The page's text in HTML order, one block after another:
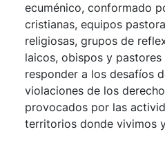
ecuménico, conformado
cristianas, equipos
religiosas, grupos de
laicos, obispos y pastores
responder a los desafíos
violaciones de los
provocados por las
territorios donde vivimos